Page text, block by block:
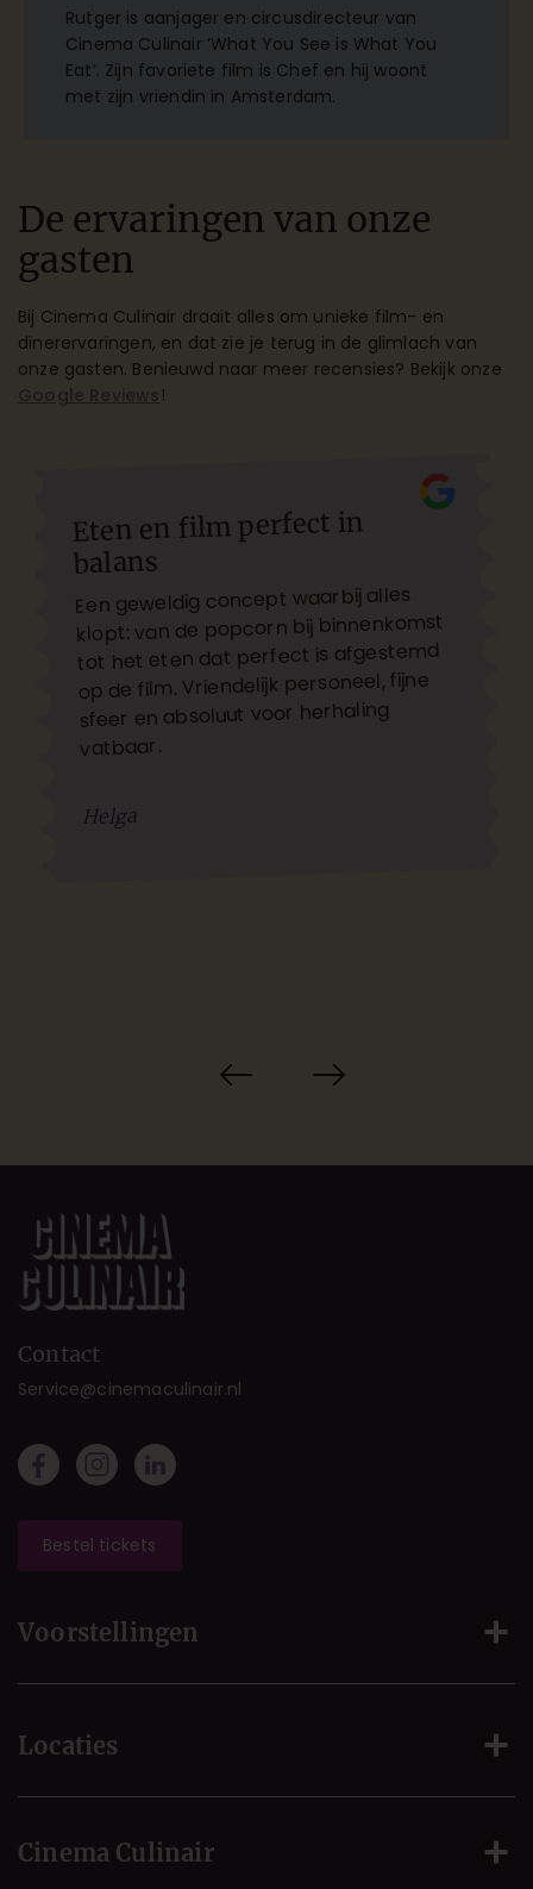
Rutger is aanjager en circusdirecteur van
Cinema Culinair ‘What You See is What You
Eat’. Zijn favoriete film is Chef en hij woont
met zijn vriendin in Amsterdam.
De ervaringen van onze
gasten
Bij Cinema Culinair draait alles om unieke film- en
dinerervaringen, en dat zie je terug in de glimlach van
onze gasten. Benieuwd naar meer recensies? Bekijk onze
Google Reviews !
Eten en film perfect in
balans
Een geweldig concept waarbij alles
klopt: van de popcorn bij binnenkomst
tot het eten dat perfect is afgestemd
op de film. Vriendelijk personeel, fijne
sfeer en absoluut voor herhaling
vatbaar.
Helga
Contact
Service@cinemaculinair.nl
Bestel tickets
Voorstellingen
Locaties
Cinema Culinair